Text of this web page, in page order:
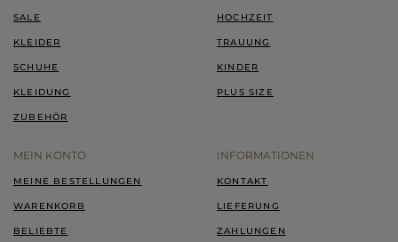
SALE
KLEIDER
SCHUHE
KLEIDUNG
ZUBEHÖR
HOCHZEIT
TRAUUNG
KINDER
PLUS SIZE
MEIN KONTO
MEINE BESTELLUNGEN
WARENKORB
BELIEBTE
INFORMATIONEN
KONTAKT
LIEFERUNG
ZAHLUNGEN